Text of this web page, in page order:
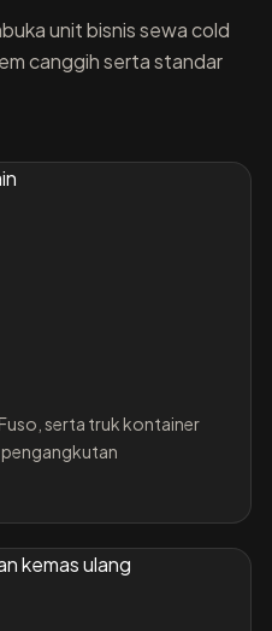
unit bisnis sewa cold
canggih serta standar
serta truk kontainer